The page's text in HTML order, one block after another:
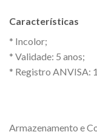
Características
* Incolor;
* Validade: 5 anos;
* Registro ANVISA:
Armazenamento e